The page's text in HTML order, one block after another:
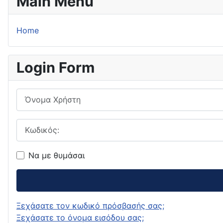
Home
Login Form
Όνομα Χρήστη
Να με θυμάσαι
Ξεχάσατε τον κωδικό πρόσβασής σας;
Ξεχάσατε το όνομα εισόδου σας;